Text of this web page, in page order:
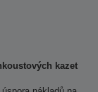
kazet